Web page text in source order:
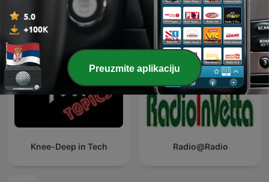
Knee-Deep in Tech Radio@Radio
Preuzmite aplikaciju